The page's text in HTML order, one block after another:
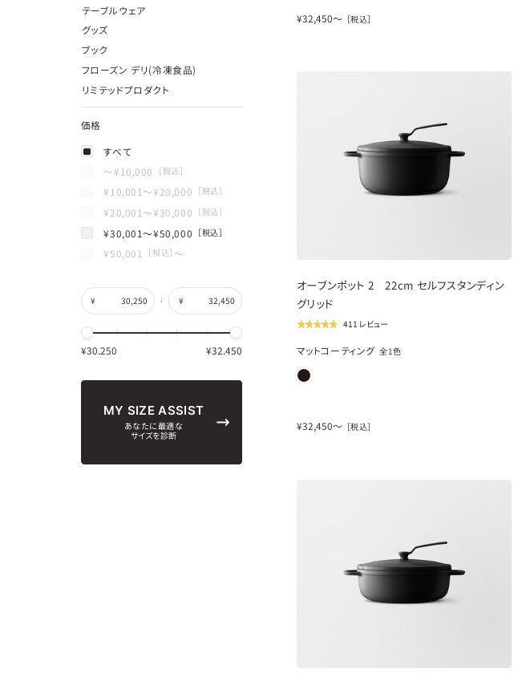
テーブルウェア
グッズ
ブック
フローズン デリ(冷凍食品)
リミテッドプロダクト
価格
すべて
〜¥10,000 ［税込］
¥10,001 〜¥20,000 ［税込］
¥20,001 〜¥30,000 ［税込］
¥30,001〜¥50,000 ［税込］
¥50,001 ［税込］ 〜
¥ ¥
¥30,250 ¥32,450
MY SIZE ASSIST
あなたに最適な
サイズを診断
¥32,450〜 ［税込］
オーブンポット 2 22cm セルフスタンディン
グリッド
411 レビュー
マットコーティング 全1色
¥32,450〜 ［税込］